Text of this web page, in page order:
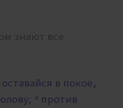
знают все
в покое,
⁴ против